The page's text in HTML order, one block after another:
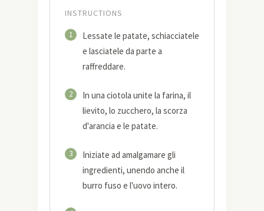
INSTRUCTIONS
1
Lessate le patate, schiacciatele
e lasciatele da parte a
raffreddare.
2
In una ciotola unite la farina, il
lievito, lo zucchero, la scorza
d'arancia e le patate.
3
Iniziate ad amalgamare gli
ingredienti, unendo anche il
burro fuso e l'uovo intero.